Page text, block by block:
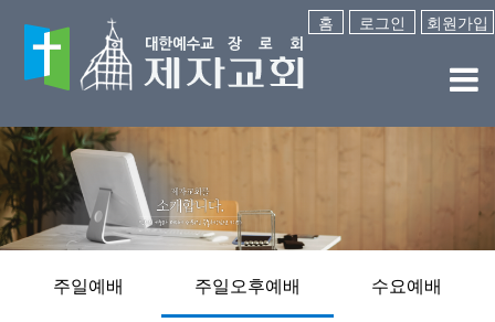
홈 로그인 회원가입
주일예배 주일오후예배 수요예배